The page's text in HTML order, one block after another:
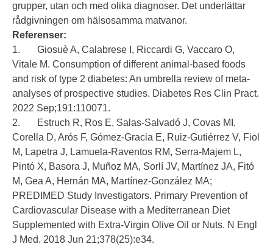
grupper, utan och med olika diagnoser. Det underlättar
rådgivningen om hälsosamma matvanor.
Referenser:
1. Giosuè A, Calabrese I, Riccardi G, Vaccaro O,
Vitale M. Consumption of different animal-based foods
and risk of type 2 diabetes: An umbrella review of meta-
analyses of prospective studies. Diabetes Res Clin Pract.
2022 Sep;191:110071.
2. Estruch R, Ros E, Salas-Salvadó J, Covas MI,
Corella D, Arós F, Gómez-Gracia E, Ruiz-Gutiérrez V, Fiol
M, Lapetra J, Lamuela-Raventos RM, Serra-Majem L,
Pintó X, Basora J, Muñoz MA, Sorlí JV, Martínez JA, Fitó
M, Gea A, Hernán MA, Martínez-González MA;
PREDIMED Study Investigators. Primary Prevention of
Cardiovascular Disease with a Mediterranean Diet
Supplemented with Extra-Virgin Olive Oil or Nuts. N Engl
J Med. 2018 Jun 21;378(25):e34.